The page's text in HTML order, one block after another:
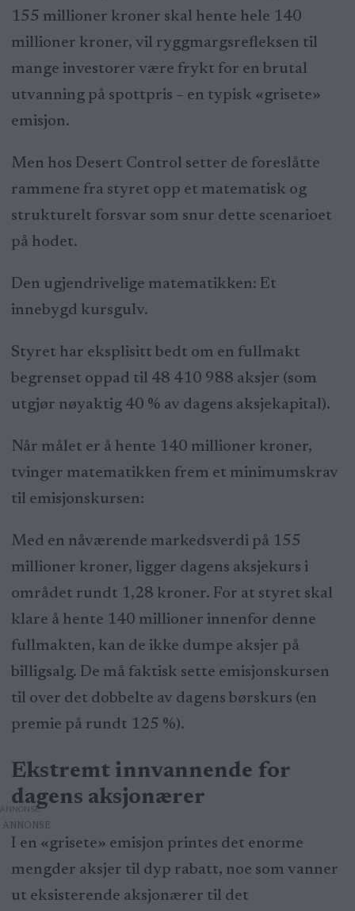
155 millioner kroner skal hente hele 140
millioner kroner, vil ryggmargsrefleksen til
mange investorer være frykt for en brutal
utvanning på spottpris – en typisk «grisete»
emisjon.
Men hos Desert Control setter de foreslåtte
rammene fra styret opp et matematisk og
strukturelt forsvar som snur dette scenarioet
på hodet.
Den ugjendrivelige matematikken: Et
innebygd kursgulv.
Styret har eksplisitt bedt om en fullmakt
begrenset oppad til 48 410 988 aksjer (som
utgjør nøyaktig 40 % av dagens aksjekapital).
Når målet er å hente 140 millioner kroner,
tvinger matematikken frem et minimumskrav
til emisjonskursen:
Med en nåværende markedsverdi på 155
millioner kroner, ligger dagens aksjekurs i
området rundt 1,28 kroner. For at styret skal
klare å hente 140 millioner innenfor denne
fullmakten, kan de ikke dumpe aksjer på
billigsalg. De må faktisk sette emisjonskursen
til over det dobbelte av dagens børskurs (en
premie på rundt 125 %).
Ekstremt innvannende for
dagens aksjonærer
ANNONSE
I en «grisete» emisjon printes det enorme
mengder aksjer til dyp rabatt, noe som vanner
ut eksisterende aksjonærer til det